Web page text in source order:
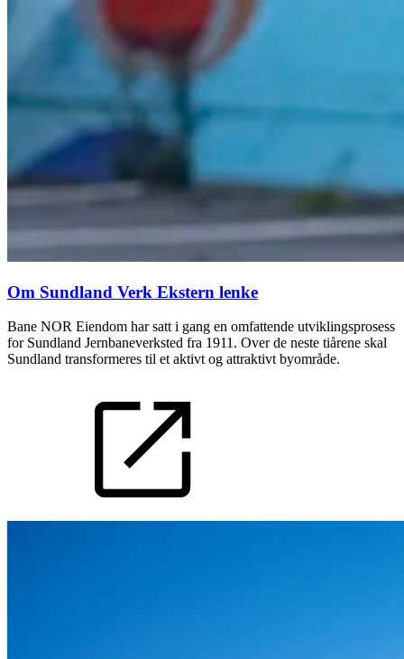
Om Sundland Verk Ekstern lenke
Bane NOR Eiendom har satt i gang en omfattende utviklingsprosess
for Sundland Jernbaneverksted fra 1911. Over de neste tiårene skal
Sundland transformeres til et aktivt og attraktivt byområde.